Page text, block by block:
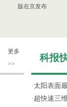
版在京发布
更多
>>
科报
· 太阳表面
· 超快速三